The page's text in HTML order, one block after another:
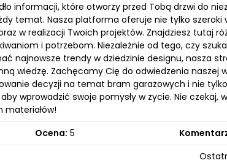
informacji, które otworzy przed Tobą drzwi do
temat. Nasza platforma oferuje nie tylko szeroki
w realizacji Twoich projektów. Znajdziesz tutaj
i potrzebom. Niezależnie od tego, czy
najnowsze trendy w dziedzinie designu, nasza
wiedzę. Zachęcamy Cię do odwiedzenia naszej
decyzji na temat bram garażowych i nie
wprowadzić swoje pomysły w życie. Nie czekaj,
materiałów!
Ocena: 5